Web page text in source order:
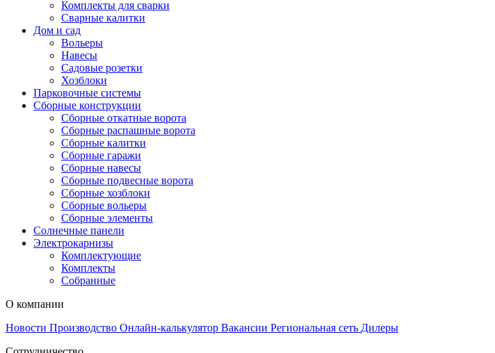
Комплекты для сварки
Сварные калитки
Дом и сад
Вольеры
Навесы
Садовые розетки
Хозблоки
Парковочные системы
Сборные конструкции
Сборные откатные ворота
Сборные распашные ворота
Сборные калитки
Сборные гаражи
Сборные навесы
Сборные подвесные ворота
Сборные хозблоки
Сборные вольеры
Сборные элементы
Солнечные панели
Электрокарнизы
Комплектующие
Комплекты
Собранные
О компании
Новости Производство Онлайн-калькулятор Вакансии Региональная сеть Дилеры